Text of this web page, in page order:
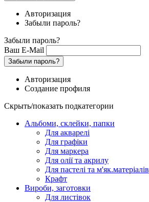
Авторизация
Забыли пароль?
Забыли пароль?
Ваш E-Mail
Забыли пароль?
Авторизация
Создание профиля
Скрыть/показать подкатегории
Альбоми, склейки, папки
Для акварелі
Для графіки
Для маркера
Для олії та акрилу
Для пастелі та м'як.матеріалів
Крафт
Вироби, заготовки
Для листівок